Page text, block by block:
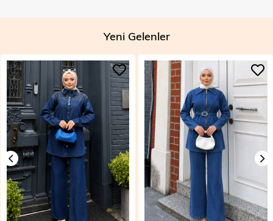
Yeni Gelenler